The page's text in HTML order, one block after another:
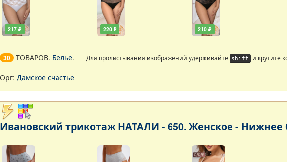
217 ₽ 220 ₽ 210 ₽
30 ТОВАРОВ. Белье. Для пролистывания изображений удерживайте shift и крутите
Орг: Дамское счастье
Ивановский трикотаж НАТАЛИ - 650. Женское - Нижнее